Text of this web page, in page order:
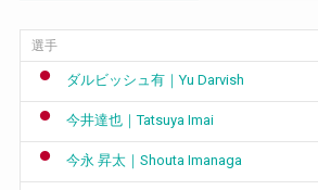
選手
ダルビッシュ有｜Yu Darvish
今井達也｜Tatsuya Imai
今永 昇太｜Shouta Imanaga